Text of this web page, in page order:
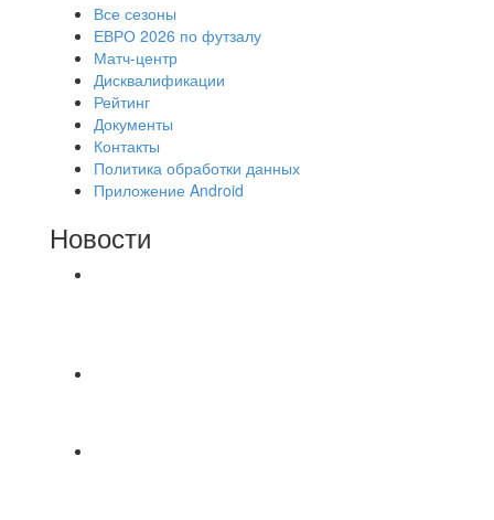
Все сезоны
ЕВРО 2026 по футзалу
Матч-центр
Дисквалификации
Рейтинг
Документы
Контакты
Политика обработки данных
Приложение Android
Новости